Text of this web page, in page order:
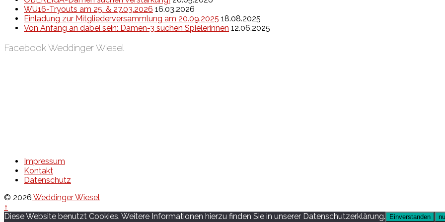
WU16-Tryouts am 25. & 27.03.2026 16.03.2026
Einladung zur Mitgliederversammlung am 20.09.2025 18.08.2025
Von Anfang an dabei sein: Damen-3 suchen Spielerinnen 12.06.2025
Facebook Weddinger Wiesel
Impressum
Kontakt
Datenschutz
© 2026 Weddinger Wiesel
↑
Diese Website benutzt Cookies. Weitere Informationen hierzu finden Sie in unserer Datenschutzerklärung.
Einverstanden